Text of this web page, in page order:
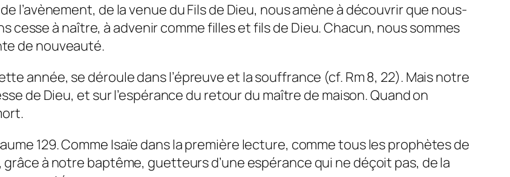
l’avènement, de la venue du Fils de Dieu, nous amène à découvrir que nous-
cesse à naître, à advenir comme filles et fils de Dieu. Chacun, nous sommes
de nouveauté.
année, se déroule dans l’épreuve et la souffrance (cf. Rm 8, 22). Mais notre
de Dieu, et sur l’espérance du retour du maître de maison. Quand on
129. Comme Isaïe dans la première lecture, comme tous les prophètes de
à notre baptême, guetteurs d’une espérance qui ne déçoit pas, de la